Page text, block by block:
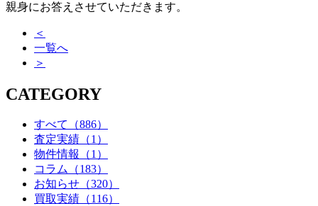
親身にお答えさせていただきます。
＜
一覧へ
＞
CATEGORY
すべて
（886）
査定実績 （1）
物件情報
（1）
コラム （183）
お知らせ （320）
買取実績 （116）